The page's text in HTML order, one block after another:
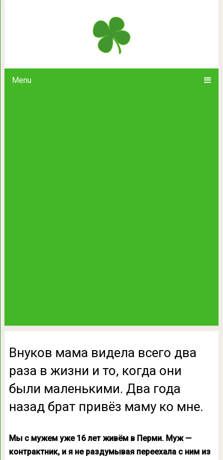
Menu
Внуков мама видела всего два
маленькими. Два года назад
Внуков мама видела всего два
раза в жизни и то, когда они
были маленькими. Два года
назад брат привёз маму ко мне.
Мы с мужем уже 16 лет живём в Перми. Муж —
контрактник, и я не раздумывая переехала с ним из